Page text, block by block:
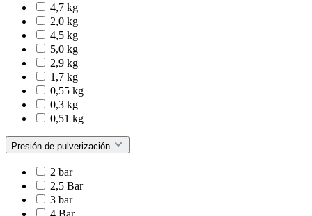
4,7 kg
2,0 kg
4,5 kg
5,0 kg
2,9 kg
1,7 kg
0,55 kg
0,3 kg
0,51 kg
Presión de pulverización
2 bar
2,5 Bar
3 bar
4 Bar